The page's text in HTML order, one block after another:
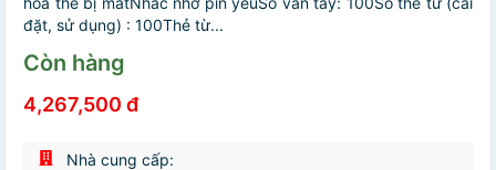
đặt, sử dụng) : 100Thẻ từ...
Còn hàng
4,267,500 đ
Nhà cung cấp: